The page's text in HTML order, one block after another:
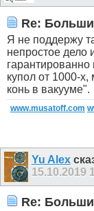
Re:
Я не поддержу
непростое дело
купол от 1000-
конь в вакууме".
www.musatoff.com
Yu Alex
15.10.2019
Re: